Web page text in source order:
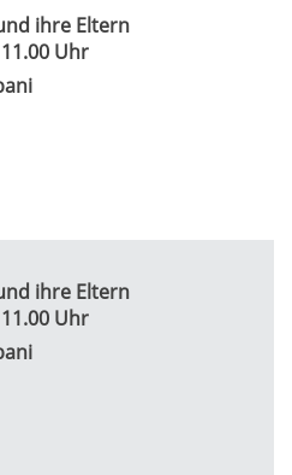
ihre Eltern
Uhr
ihre Eltern
Uhr